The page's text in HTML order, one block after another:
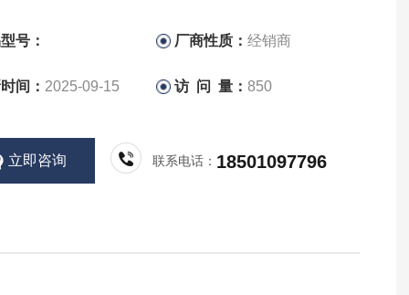
号： 厂商性质：经销商
间： 2025-09-15 访 问 量：850
立即咨询 联系电话： 18501097796